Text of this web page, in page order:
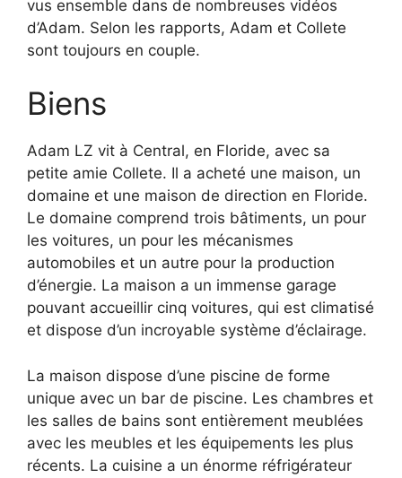
vus ensemble dans de nombreuses vidéos
d’Adam. Selon les rapports, Adam et Collete
sont toujours en couple.
Biens
Adam LZ vit à Central, en Floride, avec sa
petite amie Collete. Il a acheté une maison, un
domaine et une maison de direction en Floride.
Le domaine comprend trois bâtiments, un pour
les voitures, un pour les mécanismes
automobiles et un autre pour la production
d’énergie. La maison a un immense garage
pouvant accueillir cinq voitures, qui est climatisé
et dispose d’un incroyable système d’éclairage.
La maison dispose d’une piscine de forme
unique avec un bar de piscine. Les chambres et
les salles de bains sont entièrement meublées
avec les meubles et les équipements les plus
récents. La cuisine a un énorme réfrigérateur